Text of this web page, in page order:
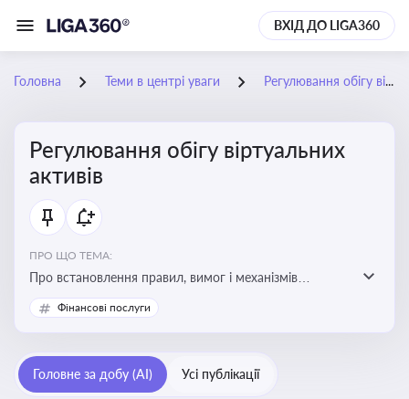
ВХІД ДО LIGA360
Головна Теми в центрі уваги Регулювання обігу віртуальних активів
Регулювання обігу віртуальних
активів
ПРО ЩО ТЕМА:
Про встановлення правил, вимог і механізмів
контролю за використанням, обігом та
оподаткуванням віртуальних активів, таких як
Фінансові послуги
Головне за добу (AI) Усі публікації